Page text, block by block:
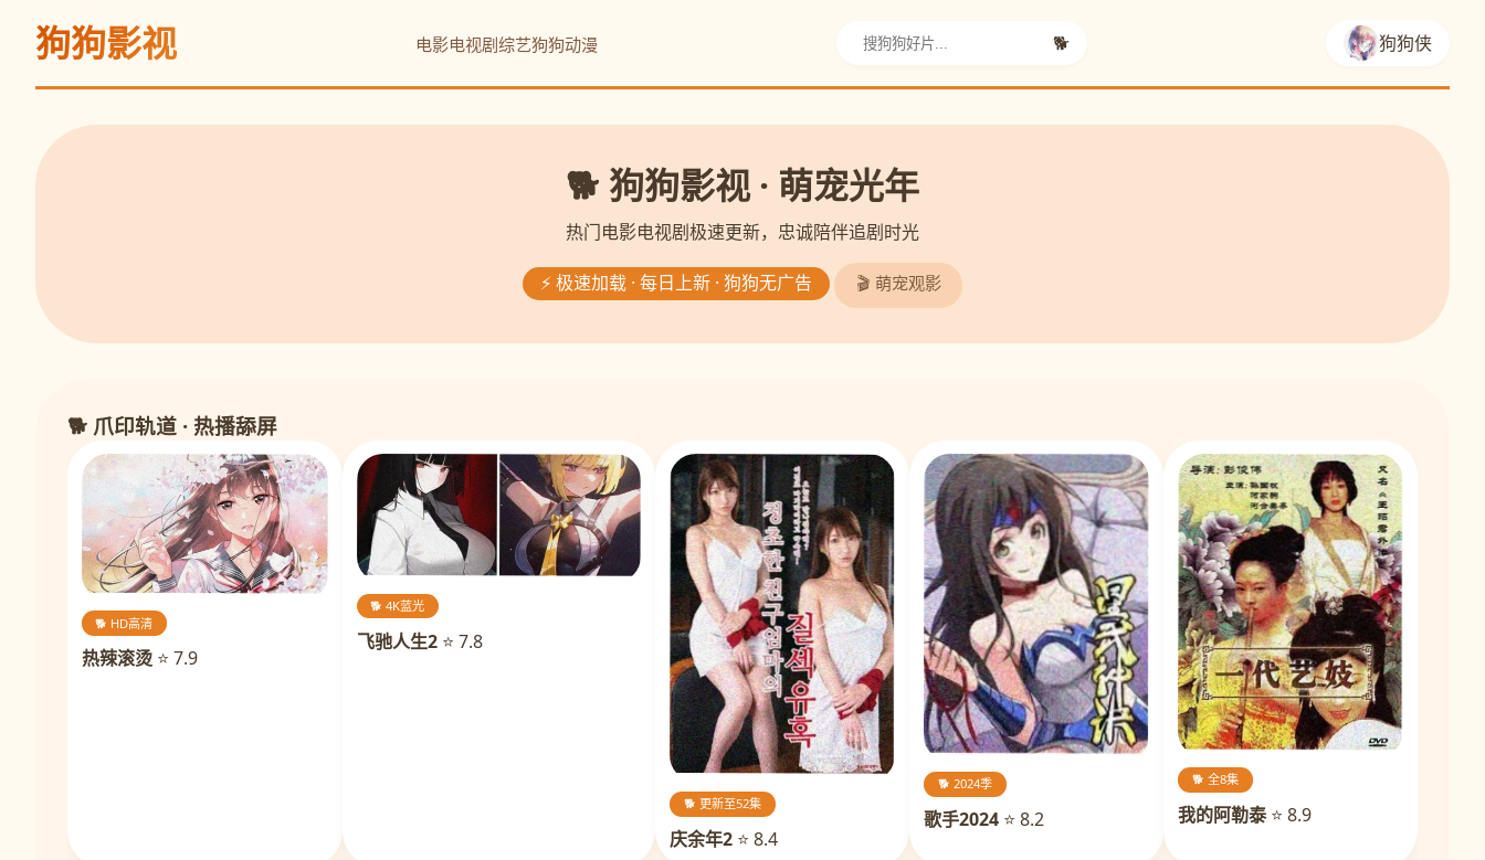
狗狗影视 电影电视剧综艺狗狗动漫 🐕 狗狗侠
🐕 狗狗影视 · 萌宠光年
热门电影电视剧极速更新，忠诚陪伴追剧时光
⚡ 极速加载 · 每日上新 · 狗狗无广告 🎬 萌宠观影
🐕 爪印轨道 · 热播舔屏
🐕 HD高清
热辣滚烫⭐ 7.9
🐕 4K蓝光
飞驰人生2⭐ 7.8
🐕 更新至52集
庆余年2 ⭐ 8.4
🐕 2024季
歌手2024 ⭐ 8.2
🐕 全8集
我的阿勒泰⭐ 8.9